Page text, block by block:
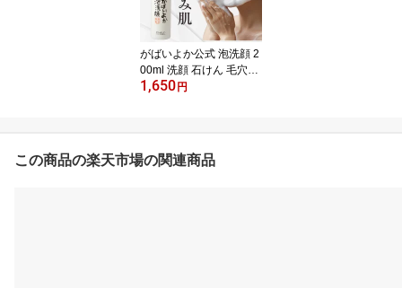
毛取り クレイマンナン
はがすパック3本
がばいよか公式 泡洗顔 2
00ml 洗顔 石けん 毛穴洗
浄 馬油 酵素 配合 もっち
泡洗顔料 酵素洗顔 毛穴
汚れ ナイアシンアミド
1,650 円
この商品の楽天市場の関連商品